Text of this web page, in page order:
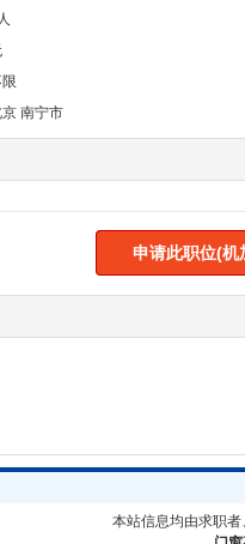
南宁市
申请此职位(机
本站信息均由求职